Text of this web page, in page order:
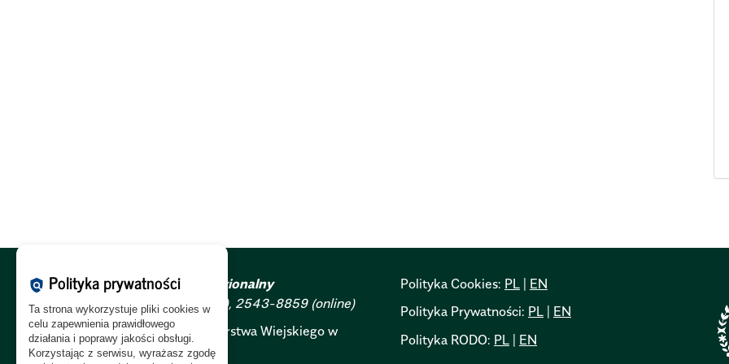
Turystyka i Rozwój Regionalny
ISSN: 2353-9178 (print), 2543-8859 (online)
Szkoła Główna Gospodarstwa Wiejskiego w
Warszawie
Polityka Cookies: PL | EN
Polityka Prywatności: PL
EN
Polityka RODO: PL | EN
policy Polityka prywatności
Ta strona wykorzystuje pliki cookies w
celu zapewnienia prawidłowego
działania i poprawy jakości obsługi.
Korzystając z serwisu, wyrażasz zgodę